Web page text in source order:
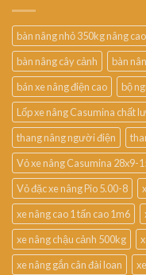
bàn nâng nhỏ 350kg nâng
bàn nâng cây cảnh
bàn
bán xe nâng điện cao
bộ
Lốp xe nâng Casumina chất
thang nâng người điện
Vỏ xe nâng Casumina 28x9-
Vỏ đặc xe nâng Pio 5.00-8
xe nâng cao 1 tấn cao 1m6
xe nâng chậu cảnh 500kg
xe nâng gắn cân đài loan